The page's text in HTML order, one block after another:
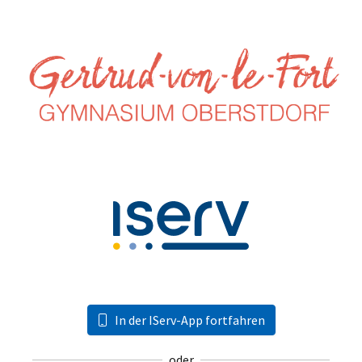
In der IServ-App fortfahren